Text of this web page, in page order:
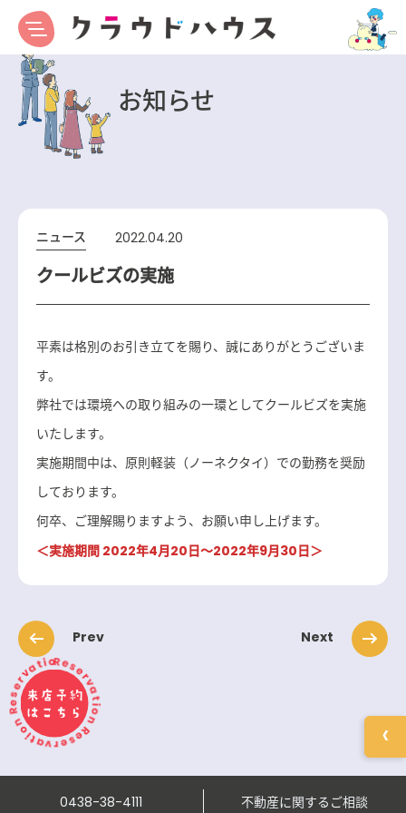
Reservation Reservation Reservation
来店予約
はこちら
0438-38-4111 不動産に関するご相談
‹
お知らせ
ニュース 2022.04.20
クールビズの実施
平素は格別のお引き立てを賜り、誠にありがとうございま
す。
弊社では環境への取り組みの一環としてクールビズを実施
いたします。
実施期間中は、原則軽装（ノーネクタイ）での勤務を奨励
しております。
何卒、ご理解賜りますよう、お願い申し上げます。
＜実施期間 2022年4月20日～2022年9月30日＞
Prev Next